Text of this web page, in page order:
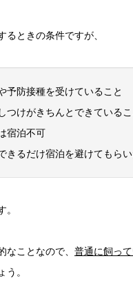
るときの条件ですが、
予防接種を受けていること
つけがきちんとできているこ
宿泊不可
きるだけ宿泊を避けてもら
。
なことなので、 普通に飼っ
う。